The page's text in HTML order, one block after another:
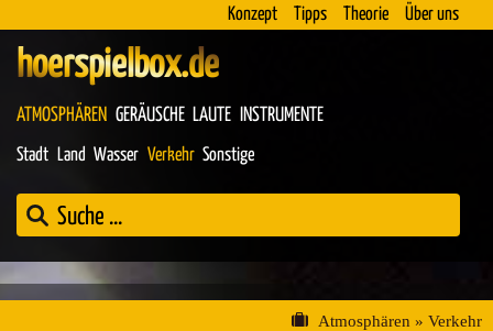
Konzept Tipps Theorie Über uns
hoerspielbox.de
ATMOSPHÄREN GERÄUSCHE LAUTE INSTRUMENTE
Stadt Land Wasser Verkehr Sonstige
Atmosphären » Verkehr